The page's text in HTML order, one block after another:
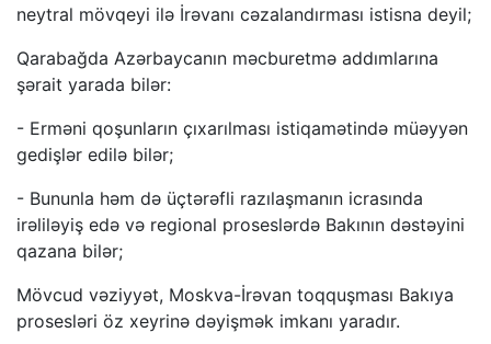
neytral mövqeyi ilə İrəvanı cəzalandırması istisna deyil;
Qarabağda Azərbaycanın məcburetmə addımlarına
şərait yarada bilər:
- Erməni qoşunların çıxarılması istiqamətində müəyyən
gedişlər edilə bilər;
- Bununla həm də üçtərəfli razılaşmanın icrasında
irəliləyiş edə və regional proseslərdə Bakının dəstəyini
qazana bilər;
Mövcud vəziyyət, Moskva-İrəvan toqquşması Bakıya
prosesləri öz xeyrinə dəyişmək imkanı yaradır.